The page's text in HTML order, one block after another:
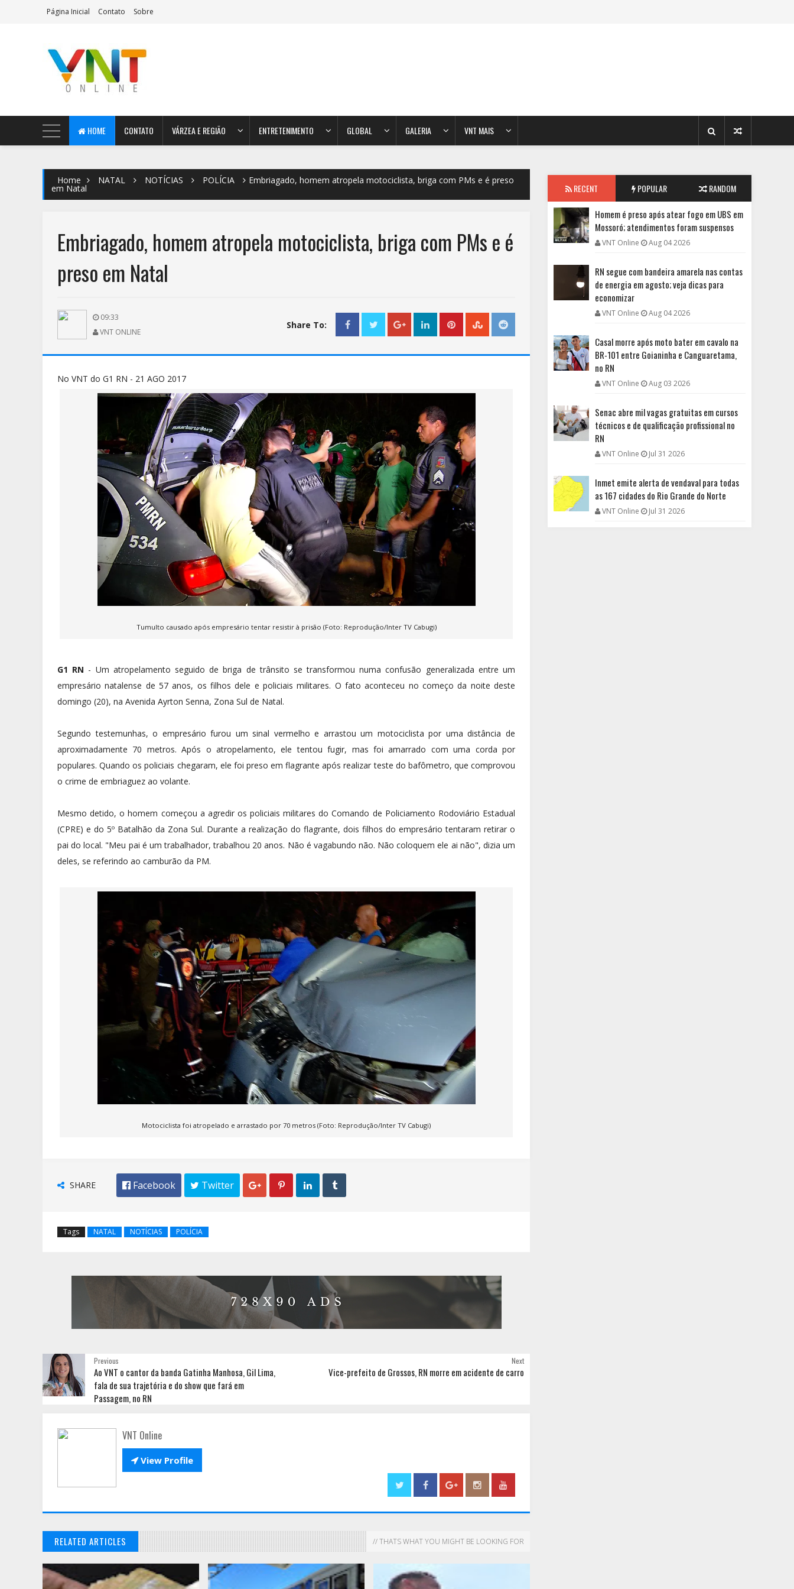
Página Inicial Contato Sobre
AeroMag Blogger Template
HOME CONTATO VÁRZEA E REGIÃO ENTRETENIMENTO GLOBAL GALERIA VNT MAIS
Home NATAL NOTÍCIAS POLÍCIA Embriagado, homem atropela motociclista, briga com PMs e é preso
em Natal
Embriagado, homem atropela motociclista, briga com PMs e é
preso em Natal
09:33
VNT ONLINE
Share To:
No VNT do G1 RN - 21 AGO 2017
Tumulto causado após empresário tentar resistir à prisão (Foto: Reprodução/Inter TV Cabugi)
G1 RN - Um atropelamento seguido de briga de trânsito se transformou numa confusão generalizada entre um
empresário natalense de 57 anos, os filhos dele e policiais militares. O fato aconteceu no começo da noite deste
domingo (20), na Avenida Ayrton Senna, Zona Sul de Natal.
Segundo testemunhas, o empresário furou um sinal vermelho e arrastou um motociclista por uma distância de
aproximadamente 70 metros. Após o atropelamento, ele tentou fugir, mas foi amarrado com uma corda por
populares. Quando os policiais chegaram, ele foi preso em flagrante após realizar teste do bafômetro, que comprovou
o crime de embriaguez ao volante.
Mesmo detido, o homem começou a agredir os policiais militares do Comando de Policiamento Rodoviário Estadual
(CPRE) e do 5º Batalhão da Zona Sul. Durante a realização do flagrante, dois filhos do empresário tentaram retirar o
pai do local. "Meu pai é um trabalhador, trabalhou 20 anos. Não é vagabundo não. Não coloquem ele ai não", dizia um
deles, se referindo ao camburão da PM.
Motociclista foi atropelado e arrastado por 70 metros (Foto: Reprodução/Inter TV Cabugi)
SHARE  Facebook  Twitter    
Tags NATAL NOTÍCIAS POLÍCIA
Next
Vice-prefeito de Grossos, RN morre em acidente de carro
Previous
Ao VNT o cantor da banda Gatinha Manhosa, Gil Lima,
fala de sua trajetória e do show que fará em
Passagem, no RN
VNT Online
View Profile
RELATED ARTICLES // THATS WHAT YOU MIGHT BE LOOKING FOR
RECENT POPULAR RANDOM
Homem é preso após atear fogo em UBS em
Mossoró; atendimentos foram suspensos
VNT Online Aug 04 2026
RN segue com bandeira amarela nas contas
de energia em agosto; veja dicas para
economizar
VNT Online Aug 04 2026
Casal morre após moto bater em cavalo na
BR-101 entre Goianinha e Canguaretama,
no RN
VNT Online Aug 03 2026
Senac abre mil vagas gratuitas em cursos
técnicos e de qualificação profissional no
RN
VNT Online Jul 31 2026
Inmet emite alerta de vendaval para todas
as 167 cidades do Rio Grande do Norte
VNT Online Jul 31 2026